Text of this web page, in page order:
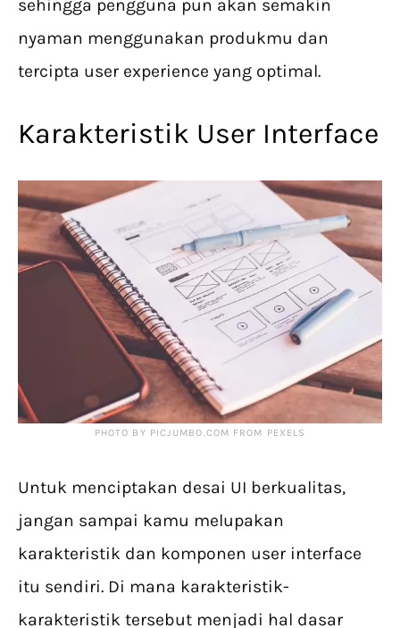
sehingga pengguna pun akan semakin
nyaman menggunakan produkmu dan
tercipta user experience yang optimal.
Karakteristik User Interface
PHOTO BY PICJUMBO.COM FROM PEXELS
Untuk menciptakan desai UI berkualitas,
jangan sampai kamu melupakan
karakteristik dan komponen user interface
itu sendiri. Di mana karakteristik-
karakteristik tersebut menjadi hal dasar